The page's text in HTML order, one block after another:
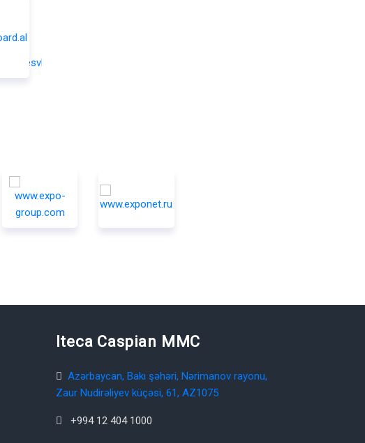
Iteca Caspian MMC
Azərbaycan, Bakı şəhəri, Nərimanov rayonu,
Zaur Nudirəliyev küçəsi, 61, AZ1075
+994 12 404 1000